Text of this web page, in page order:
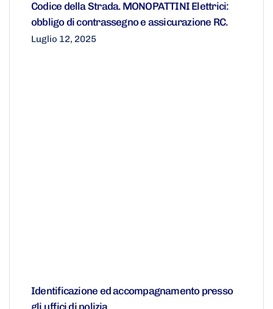
Codice della Strada. MONOPATTINI Elettrici:
obbligo di contrassegno e assicurazione RC.
Luglio 12, 2025
Identificazione ed accompagnamento presso
gli uffici di polizia